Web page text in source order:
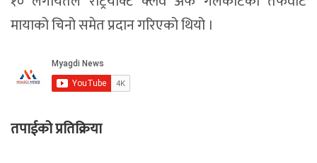
मायाको चिनो समेत प्रदान गरिएको थियो ।
तपाईको प्रतिक्रिया